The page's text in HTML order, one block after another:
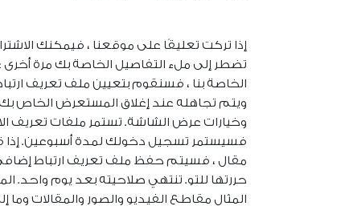
إذا تركت تعليقًا على موقعنا ، فيمكنك
تضطر إلى ملء التفاصيل الخاصة بك مرة
الخاصة بنا ، فسنقوم بتعيين ملف تعريف
ويتم تجاهله عند إغلاق المستعرض الخاص
وخيارات عرض الشاشة. تستمر ملفات تعريف
فسيستمر تسجيل دخولك لمدة أسبوعين. إذا
مقال ، فسيتم حفظ ملف تعريف ارتباط
حررتها للتو. تنتهي صلاحيته بعد يوم
المثال مقاطع الفيديو والصور والمقالات